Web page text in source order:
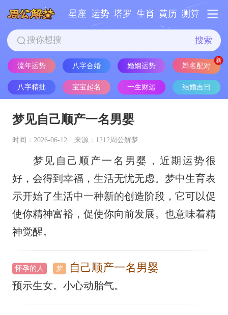
星座 运势 塔罗 生肖 黄历 测算
搜索
流年运势 八字合婚 婚姻运势 姓名配对
八字精批 宝宝起名 一生财运 结婚吉日
梦见自己顺产一名男婴
时间：2026-06-12 来源：1212周公解梦
梦见自己顺产一名男婴，近期运势很
好，会得到幸福，生活无忧无虑。梦中生育表
示开始了生活中一种新的创造阶段，它可以促
使你精神富裕，促使你向前发展。也意味着精
神觉醒。
怀孕的人 梦 自己顺产一名男婴
预示生女。小心动胎气。